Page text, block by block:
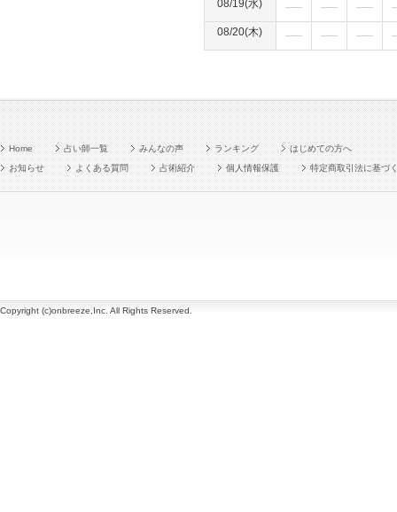
08/19(水)
08/20(木)
Home 占い師一覧 みんなの声 ランキング
はじめての方へ
お知らせ
よくある質問 占術紹介 個人情報保護 特定商取引法に基づ
Copyright (c)onbreeze,Inc. All Rights Reserved.